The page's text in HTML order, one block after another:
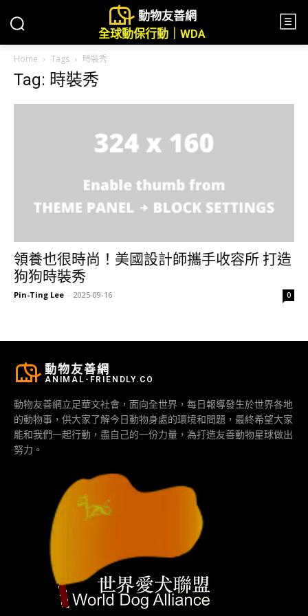
動物友善網
全球動保行動｜WDA
Home Tags 時裝秀
Tag: 時裝秀
領養也很時尚！美國設計師攜手收容所 打造
狗狗時裝秀
Pin-Ting Lee - 2025-09-16 0
動物友善網
ANIMAL-FRIENDLY.CO
動物友善網立足華文社會，面向全世界，每日報導發生於世界各地
的動物事，供大家了解今日動物身處的環境和問題，最終希望大家
能和我們一起行動，盡自己的一份力量，為打造友善動物星球做出
努力。